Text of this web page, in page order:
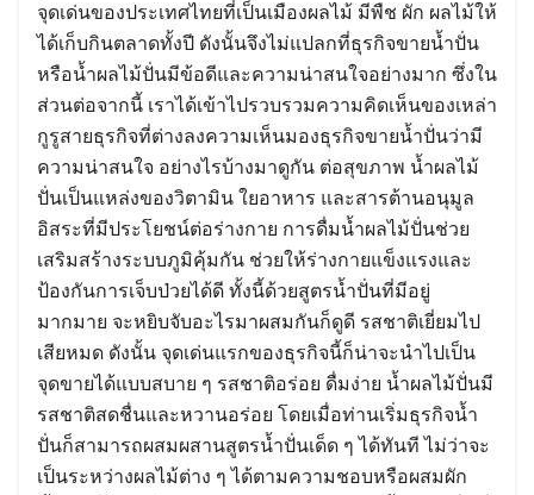
จุดเด่นของประเทศไทยที่เป็นเมืองผลไม้ มีพืช ผัก ผลไม้ให้
ได้เก็บกินตลาดทั้งปี ดังนั้นจึงไม่แปลกที่ธุรกิจขายน้ำปั่น
หรือน้ำผลไม้ปั่นมีข้อดีและความน่าสนใจอย่างมาก ซึ่งใน
ส่วนต่อจากนี้ เราได้เข้าไปรวบรวมความคิดเห็นของเหล่า
กูรูสายธุรกิจที่ต่างลงความเห็นมองธุรกิจขายน้ำปั่นว่ามี
ความน่าสนใจ อย่างไรบ้างมาดูกัน ต่อสุขภาพ น้ำผลไม้
ปั่นเป็นแหล่งของวิตามิน ใยอาหาร และสารต้านอนุมูล
อิสระที่มีประโยชน์ต่อร่างกาย การดื่มน้ำผลไม้ปั่นช่วย
เสริมสร้างระบบภูมิคุ้มกัน ช่วยให้ร่างกายแข็งแรงและ
ป้องกันการเจ็บป่วยได้ดี ทั้งนี้ด้วยสูตรน้ำปั่นที่มีอยู่
มากมาย จะหยิบจับอะไรมาผสมกันก็ดูดี รสชาติเยี่ยมไป
เสียหมด ดังนั้น จุดเด่นแรกของธุรกิจนี้ก็น่าจะนำไปเป็น
จุดขายได้แบบสบาย ๆ รสชาติอร่อย ดื่มง่าย น้ำผลไม้ปั่นมี
รสชาติสดชื่นและหวานอร่อย โดยเมื่อท่านเริ่มธุรกิจน้ำ
ปั่นก็สามารถผสมผสานสูตรน้ำปั่นเด็ด ๆ ได้ทันที ไม่ว่าจะ
เป็นระหว่างผลไม้ต่าง ๆ ได้ตามความชอบหรือผสมผัก